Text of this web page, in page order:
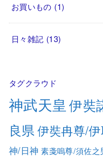
お買いもの (1)
日々雑記 (13)
タグクラウド
神武天皇 伊奘
良県 伊奘冉尊/
神/日神 素戔嗚尊/須佐之